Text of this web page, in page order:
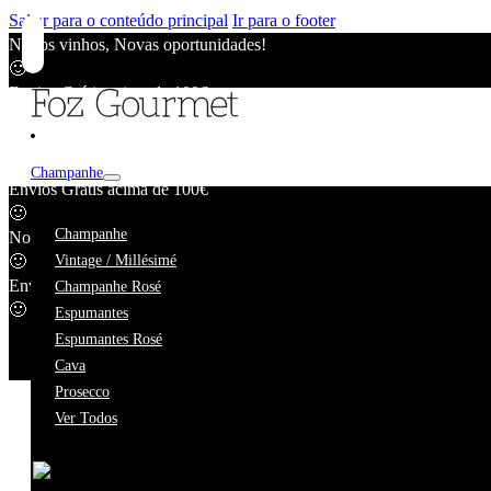
Saltar para o conteúdo principal Ir para o footer
Novos vinhos, Novas oportunidades!
🙂
Envios Grátis acima de 100€
Novos vinhos, Novas oportunidades!
Envios Grátis acima de 100€
🙂
Novos vinhos, Novas oportunidades!
🙂
Envios Grátis acima de 100€
🙂
Champanhe
Champanhe
Vintage / Millésimé
Champanhe Rosé
Espumantes
Espumantes Rosé
Cava
Prosecco
Ver Todos
Ariana